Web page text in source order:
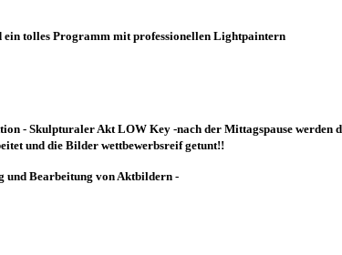
tolles Programm mit professionellen Lightpaintern
- Skulpturaler Akt LOW Key -nach der Mittagspause werden
und die Bilder wettbewerbsreif getunt!!
und Bearbeitung von Aktbildern -